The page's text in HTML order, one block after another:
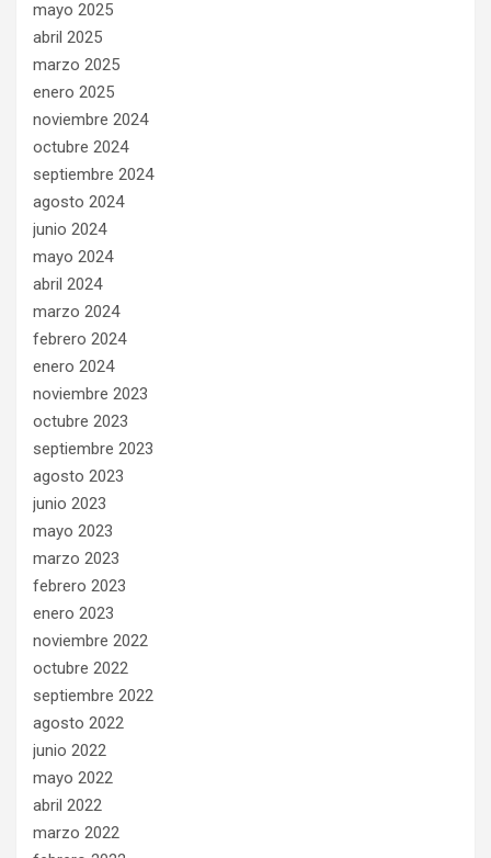
mayo 2025
abril 2025
marzo 2025
enero 2025
noviembre 2024
octubre 2024
septiembre 2024
agosto 2024
junio 2024
mayo 2024
abril 2024
marzo 2024
febrero 2024
enero 2024
noviembre 2023
octubre 2023
septiembre 2023
agosto 2023
junio 2023
mayo 2023
marzo 2023
febrero 2023
enero 2023
noviembre 2022
octubre 2022
septiembre 2022
agosto 2022
junio 2022
mayo 2022
abril 2022
marzo 2022